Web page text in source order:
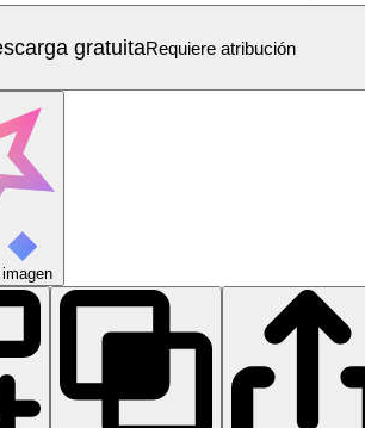
gratuitaRequiere atribución